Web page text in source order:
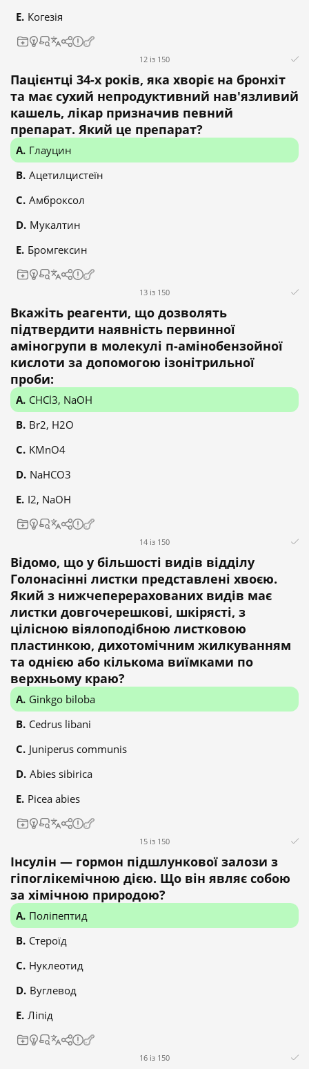
Когезія
12 із 150
Пацієнтці 34-х років, яка хворіє на бронхіт
та має сухий непродуктивний нав'язливий
кашель, лікар призначив певний
препарат. Який це препарат?
Глауцин
Ацетилцистеїн
Амброксол
Мукалтин
Бромгексин
13 із 150
Вкажіть реагенти, що дозволять
підтвердити наявність первинної
аміногрупи в молекулі п-амінобензойної
кислоти за допомогою ізонітрильної
проби:
CHCl3, NaOH
Br2, H2O
KMnO4
NaHCO3
I2, NaOH
14 із 150
Відомо, що у більшості видів відділу
Голонасінні листки представлені хвоєю.
Який з нижчеперерахованих видів має
листки довгочерешкові, шкірясті, з
цілісною віялоподібною листковою
пластинкою, дихотомічним жилкуванням
та однією або кількома виїмками по
верхньому краю?
Ginkgo biloba
Cedrus libani
Juniperus communis
Abies sibirica
Picea abies
15 із 150
Інсулін — гормон підшлункової залози з
гіпоглікемічною дією. Що він являє собою
за хімічною природою?
Поліпептид
Стероїд
Нуклеотид
Вуглевод
Ліпід
16 із 150